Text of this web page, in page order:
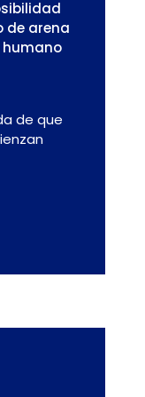
de arena
humano
de que